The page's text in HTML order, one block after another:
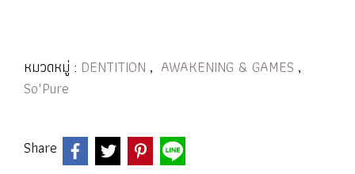
หมวดหมู่ : DENTITION , AWAKENING & GAMES ,
So'Pure
Share